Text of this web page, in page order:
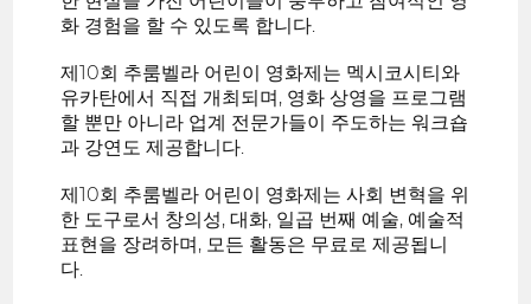
화 경험을 할 수 있도록 합니다.
제10회 추룸벨라 어린이 영화제는 멕시코시티와
유카탄에서 직접 개최되며, 영화 상영을 프로그램
할 뿐만 아니라 업계 전문가들이 주도하는 워크숍
과 강연도 제공합니다.
제10회 추룸벨라 어린이 영화제는 사회 변혁을 위
한 도구로서 창의성, 대화, 일곱 번째 예술, 예술적
표현을 장려하며, 모든 활동은 무료로 제공됩니
다.